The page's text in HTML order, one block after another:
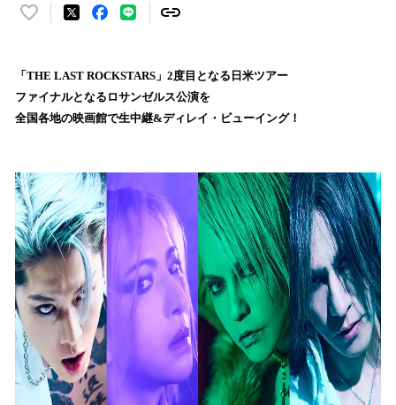
い
！
数
を
込
み
中
で
す
「THE LAST ROCKSTARS」2度目となる日米ツアー
ファイナルとなるロサンゼルス公演を
全国各地の映画館で生中継&ディレイ・ビューイング！